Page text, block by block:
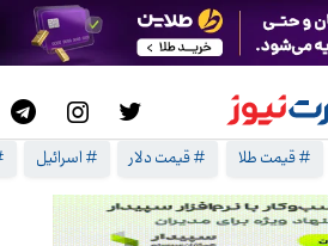
# قیمت طلا # قیمت دلار # اسرائیل